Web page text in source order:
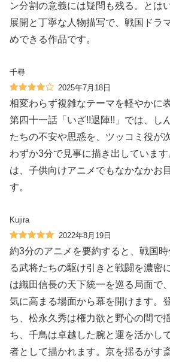
ン分割の意義には疑問も残る。とは
展開と丁寧な人物描写で、戦国ドラ
めできる作品です。
千尋
2025年7月18日
相変わらず複雑なテーマを軽やかに
第四十一話「いざ!!退陣!!」では、し
たちの不安や思惑を、ツッコミ役が
わずか3分で見事に描き出していま
は、子供向けアニメでもなかなかお
す。
Kujira
2022年8月19日
約3分のアニメを要約すると、戦国
る武将たちの駆け引きと戦闘を濃密
は織田信長の天下統一を巡る局面で
気に高まる場面から幕を開けます。
ち、松永久秀は権力欲と野心の間で
ち、千鳥は卓越した腕と運を活かし
者として描かれます。京を揺るがす